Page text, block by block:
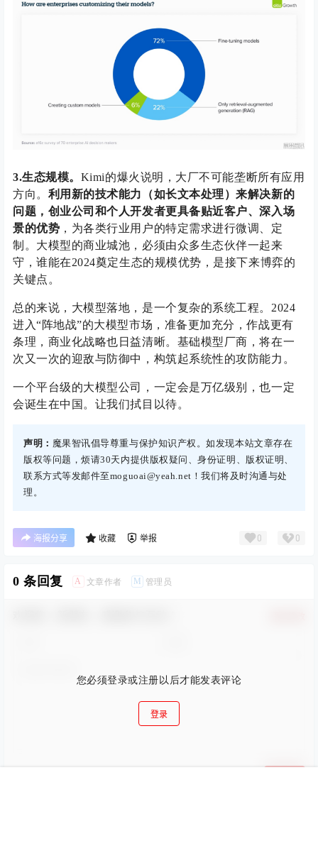
3.生态规模。 Kimi的爆火说明，大厂不可能垄断所有应用
方向。 利用新的技术能力（如长文本处理）来解决新的
问题，创业公司和个人开发者更具备贴近客户、深入场
景的优势 ，为各类行业用户的特定需求进行微调、定
制。大模型的商业城池，必须由众多生态伙伴一起来
守，谁能在2024奠定生态的规模优势，是接下来博弈的
关键点。
总的来说，大模型落地，是一个复杂的系统工程。2024
进入“阵地战”的大模型市场，准备更加充分，作战更有
条理，商业化战略也日益清晰。基础模型厂商，将在一
次又一次的迎敌与防御中，构筑起系统性的攻防能力。
一个平台级的大模型公司，一定会是万亿级别，也一定
会诞生在中国。让我们拭目以待。
声明： 魔果智讯倡导尊重与保护知识产权。如发现本站文章存在
版权等问题，烦请30天内提供版权疑问、身份证明、版权证明、
联系方式等发邮件至moguoai@yeah.net！我们将及时沟通与处
理。
海报分享 收藏 举报 0 0
0 条回复 A 文章作者 M 管理员
您必须登录或注册以后才能发表评论
登录